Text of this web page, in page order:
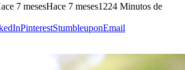
7 mesesHace 7 meses1224 Minutos de
PinterestStumbleuponEmail